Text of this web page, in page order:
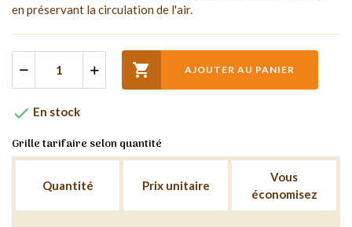
en préservant la circulation de l'air.
 AJOUTER AU PANIER
 En stock
Grille tarifaire selon quantité
Quantité Prix unitaire
Vous
économisez